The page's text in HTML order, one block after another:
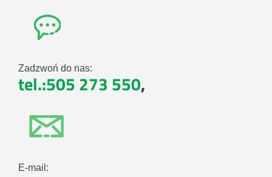
Zadzwoń do nas:
tel.:505 273 550,
E-mail: